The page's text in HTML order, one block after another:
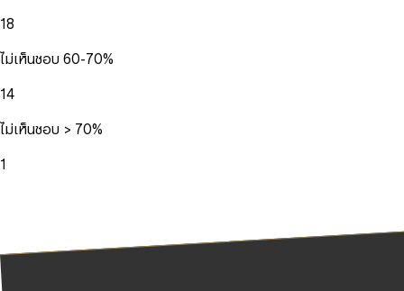
18
ไม่เห็นชอบ 60-70%
14
ไม่เห็นชอบ > 70%
1